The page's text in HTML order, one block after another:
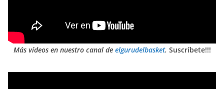
Más vídeos en nuestro canal de elgurudelbasket. Suscríbete!!!